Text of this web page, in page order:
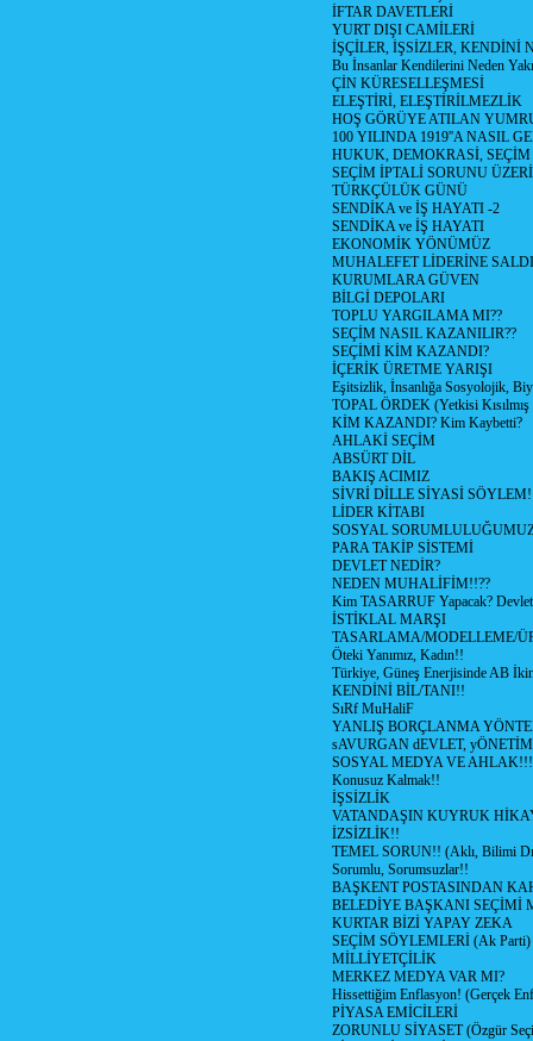
İFTAR DAVETLERİ
YURT DIŞI CAMİLERİ
İŞÇİLER, İŞSİZLER, KENDİNİ
Bu İnsanlar Kendilerini Neden
ÇİN KÜRESELLEŞMESİ
ELEŞTİRİ, ELEŞTİRİLMEZLİK
HOŞ GÖRÜYE ATILAN
100 YILINDA 1919''A NASIL
HUKUK, DEMOKRASİ, SEÇİM
SEÇİM İPTALİ SORUNU
TÜRKÇÜLÜK GÜNÜ
SENDİKA ve İŞ HAYATI -2
SENDİKA ve İŞ HAYATI
EKONOMİK YÖNÜMÜZ
MUHALEFET LİDERİNE
KURUMLARA GÜVEN
BİLGİ DEPOLARI
TOPLU YARGILAMA MI??
SEÇİM NASIL KAZANILIR??
SEÇİMİ KİM KAZANDI?
İÇERİK ÜRETME YARIŞI
Eşitsizlik, İnsanlığa Sosyolojik,
TOPAL ÖRDEK (Yetkisi
KİM KAZANDI? Kim Kaybetti?
AHLAKİ SEÇİM
ABSÜRT DİL
BAKIŞ ACIMIZ
SİVRİ DİLLE SİYASİ
LİDER KİTABI
SOSYAL
PARA TAKİP SİSTEMİ
DEVLET NEDİR?
NEDEN MUHALİFİM!!??
Kim TASARRUF Yapacak? Devlet
İSTİKLAL MARŞI
TASARLAMA/MODELLEME/
Öteki Yanımız, Kadın!!
Türkiye, Güneş Enerjisinde AB
KENDİNİ BİL/TANI!!
SıRf MuHaliF
YANLIŞ BORÇLANMA
sAVURGAN dEVLET,
SOSYAL MEDYA VE AHLAK!!!
Konusuz Kalmak!!
İŞSİZLİK
VATANDAŞIN KUYRUK
İZSİZLİK!!
TEMEL SORUN!! (Aklı, Bilimi
Sorumlu, Sorumsuzlar!!
BAŞKENT POSTASINDAN
BELEDİYE BAŞKANI SEÇİMİ
KURTAR BİZİ YAPAY ZEKA
SEÇİM SÖYLEMLERİ (Ak Parti)
MİLLİYETÇİLİK
MERKEZ MEDYA VAR MI?
Hissettiğim Enflasyon! (Gerçek
PİYASA EMİCİLERİ
ZORUNLU SİYASET (Özgür